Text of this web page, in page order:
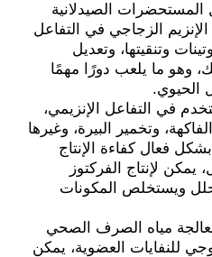
الصيدلانية
الزجاجي في التفاعل
وتنقيتها، وتعديل
وهو ما يلعب دورًا مهمًا
الحيوي.
في التفاعل الإنزيمي،
وتخمير البيرة، وغيرها
فعال كفاءة الإنتاج
لإنتاج الفركتوز
يحلل ويستخلص المكونات
مياه الصرف الصحي
للنفايات العضوية، يمكن